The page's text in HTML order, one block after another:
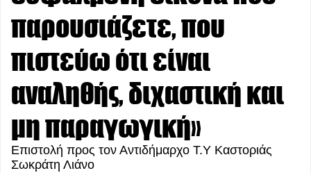
παρουσιάζετε, που
πιστεύω ότι είναι
αναληθής, διχαστική και
μη παραγωγική»
Επιστολή προς τον Αντιδήμαρχο Τ.Υ Καστοριάς
Σωκράτη Λιάνο